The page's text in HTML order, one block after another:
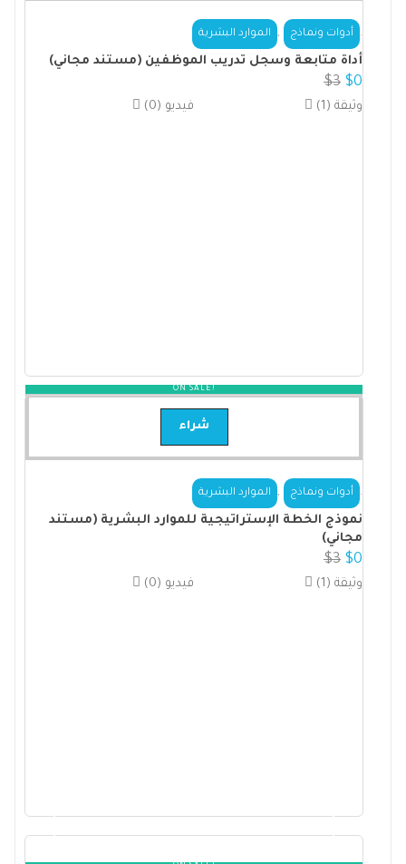
الموارد البشرية أدوات ونماذج
أداة متابعة وسجل تدريب الموظفين (مستند مجاني)
$3 $0
(0) فيديو (1) وثيقة
ON SALE!
شراء
الموارد البشرية أدوات ونماذج
نموذج الخطة الإستراتيجية للموارد البشرية (مستند
مجاني)
$3 $0
(0) فيديو (1) وثيقة